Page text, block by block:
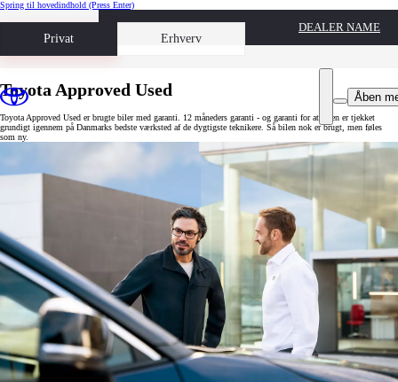
Spring til hovedindhold (Press Enter)
Privat Erhverv
Book prøvetur
DEALER NAME
Åben
Toyota Approved Used
Toyota Approved Used er brugte biler med garanti. 12 måneders garanti - og garanti for at bilen er tjekket
grundigt igennem på Danmarks bedste værksted af de dygtigste teknikere. Så bilen nok er brugt, men føles
som ny.